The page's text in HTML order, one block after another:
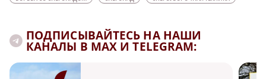
ПОДПИСЫВАЙТЕСЬ НА НАШИ
КАНАЛЫ В MAX И TELEGRAM: